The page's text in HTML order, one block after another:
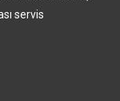
servis